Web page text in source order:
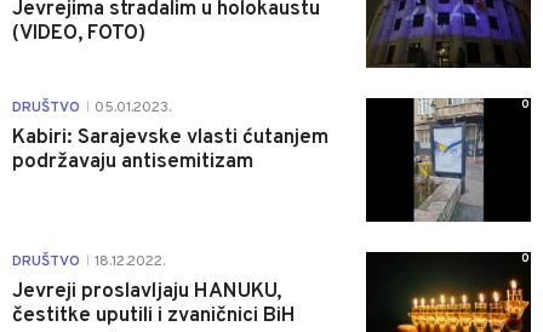
Jevrejima stradalim u holokaustu
(VIDEO, FOTO)
DRUŠTVO 05.01.2023.
Kabiri: Sarajevske vlasti ćutanjem
podržavaju antisemitizam
0
DRUŠTVO 18.12.2022.
Jevreji proslavljaju HANUKU,
čestitke uputili i zvaničnici BiH
0